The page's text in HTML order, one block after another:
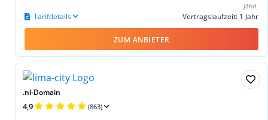
jährl.
Vertragslaufzeit: 1 Jahr
Tarifdetails
ZUM ANBIETER
.nl-Domain
4,9 (863)